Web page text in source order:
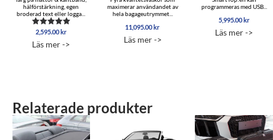
hälförstärkning, egen
broderad text eller logga...
Betygsatt
av 5
2,595.00kr
Läs mer ->
maximerar användandet av
hela bagageutrymmet...
11,095.00kr
Läs mer ->
programmeras med USB...
5,995.00kr
Läs mer ->
Relaterade produkter